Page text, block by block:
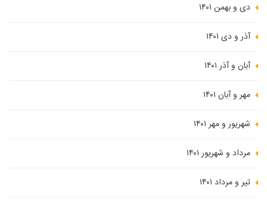
دی و بهمن ۱۴۰۱
آذر و دی ۱۴۰۱
آبان و آذر ۱۴۰۱
مهر و آبان ۱۴۰۱
شهریور و مهر ۱۴۰۱
مرداد و شهریور ۱۴۰۱
تیر و مرداد ۱۴۰۱